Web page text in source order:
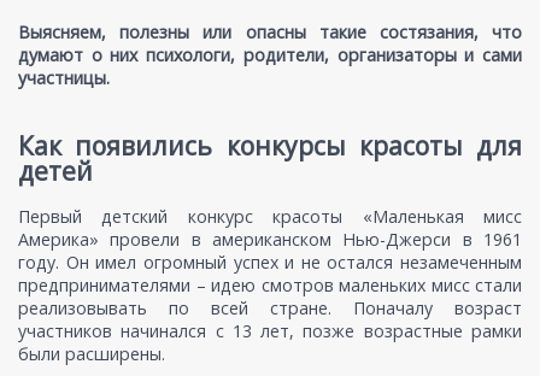
Выясняем, полезны или опасны такие состязания, что
думают о них психологи, родители, организаторы и сами
участницы.
Как появились конкурсы красоты для
детей
Первый детский конкурс красоты «Маленькая мисс
Америка» провели в американском Нью-Джерси в 1961
году. Он имел огромный успех и не остался незамеченным
предпринимателями – идею смотров маленьких мисс стали
реализовывать по всей стране. Поначалу возраст
участников начинался с 13 лет, позже возрастные рамки
были расширены.